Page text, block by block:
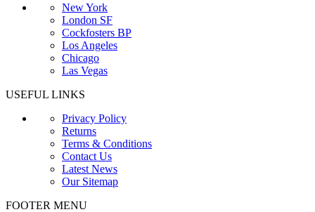
New York
London SF
Cockfosters BP
Los Angeles
Chicago
Las Vegas
USEFUL LINKS
Privacy Policy
Returns
Terms & Conditions
Contact Us
Latest News
Our Sitemap
FOOTER MENU